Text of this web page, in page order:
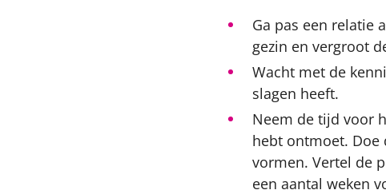
Ga pas een relatie
gezin en vergroot
Wacht met de
slagen heeft.
Neem de tijd voor
hebt ontmoet. Doe
vormen. Vertel de
een aantal weken